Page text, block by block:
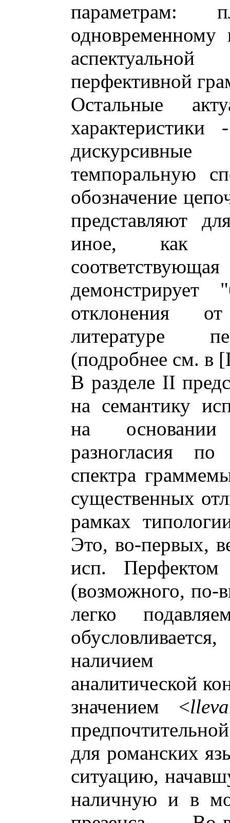
параметрам:
перфективной
Остальные
характеристики
темпоральную
обозначение
представляют
иное, как
отклонения
литературе
(подробнее см. в
В разделе II
на семантику
на основании
разногласия по
спектра
существенных
рамках
Это, во-первых,
исп. Перфектом
(возможного, по-
легко
наличием
аналитической
значением <
для романских
ситуацию,
наличную и в